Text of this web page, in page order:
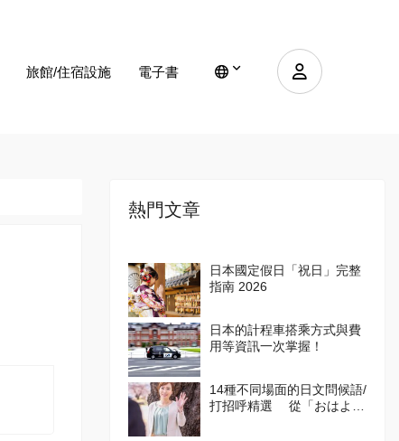
旅館/住宿設施 電子書
熱門文章
日本國定假日「祝日」完整
指南 2026
日本的計程車搭乘方式與費
用等資訊一次掌握！
14種不同場面的日文問候語/
打招呼精選 從「おはよう